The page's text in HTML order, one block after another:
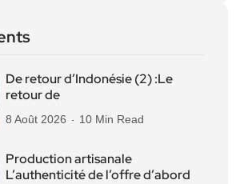
De retour d’Indonésie (2) :Le
retour de
8 Août 2026 10 Min Read
Production artisanale
L’authenticité de l’offre d’abord